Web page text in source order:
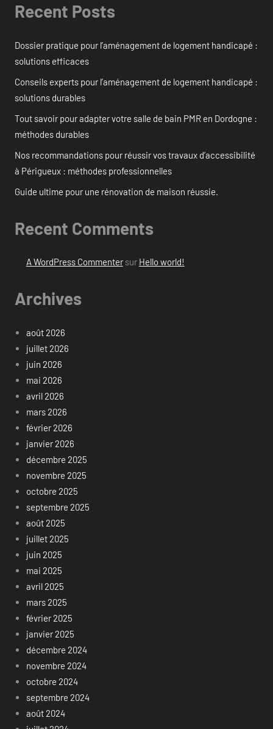
Recent Posts
Dossier pratique pour l’aménagement de logement handicapé :
solutions efficaces
Conseils experts pour l’aménagement de logement handicapé :
solutions durables
Tout savoir pour adapter votre salle de bain PMR en Dordogne :
méthodes durables
Nos recommandations pour réussir vos travaux d’accessibilité
à Périgueux : méthodes professionnelles
Guide ultime pour une rénovation de maison réussie.
Recent Comments
A WordPress Commentersur Hello world!
Archives
août 2026
juillet 2026
juin 2026
mai 2026
avril 2026
mars 2026
février 2026
janvier 2026
décembre 2025
novembre 2025
octobre 2025
septembre 2025
août 2025
juillet 2025
juin 2025
mai 2025
avril 2025
mars 2025
février 2025
janvier 2025
décembre 2024
novembre 2024
octobre 2024
septembre 2024
août 2024